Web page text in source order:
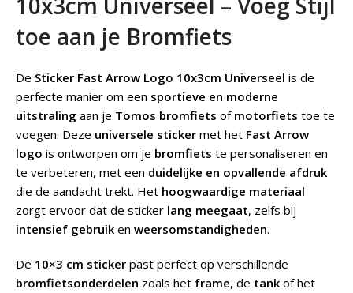
toe aan je Bromfiets
De Sticker Fast Arrow Logo 10x3cm Universeel is de
perfecte manier om een sportieve en moderne
uitstraling aan je Tomos bromfiets of motorfiets toe te
voegen. Deze universele sticker met het Fast Arrow
logo is ontworpen om je bromfiets te personaliseren en
te verbeteren, met een duidelijke en opvallende afdruk
die de aandacht trekt. Het hoogwaardige materiaal
zorgt ervoor dat de sticker lang meegaat, zelfs bij
intensief gebruik en weersomstandigheden.
De 10×3 cm sticker past perfect op verschillende
bromfietsonderdelen zoals het frame, de tank of het